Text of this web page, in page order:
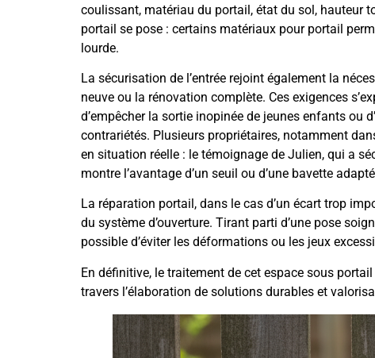
coulissant, matériau du portail, état du sol, hauteur
portail se pose : certains matériaux pour portail
lourde.
La sécurisation de l’entrée rejoint également la
neuve ou la rénovation complète. Ces exigences
d’empêcher la sortie inopinée de jeunes enfants ou
contrariétés. Plusieurs propriétaires, notamment
en situation réelle : le témoignage de Julien, qui a
montre l’avantage d’un seuil ou d’une bavette
La réparation portail, dans le cas d’un écart trop
du système d’ouverture. Tirant parti d’une pose
possible d’éviter les déformations ou les jeux
En définitive, le traitement de cet espace sous
travers l’élaboration de solutions durables et